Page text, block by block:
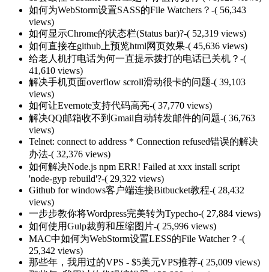
如何为WebStorm设置SASS的File Watchers？ -( 56,343
views)
如何显示Chrome的状态栏(Status bar)?-( 52,319 views)
如何直接在github上预览html网页效果-( 45,636 views)
给老人机打电话为何一直提示拨打的电话已关机？ -(
41,610 views)
解决手机页面overflow scroll滑动很卡的问题-( 39,103
views)
如何让Evernote支持代码高亮-( 37,770 views)
解决QQ邮箱收不到Gmail自动转发邮件的问题-( 36,763
views)
Telnet: connect to address * Connection refused错误的解决
办法-( 32,376 views)
如何解决Node.js npm ERR! Failed at xxx install script
'node-gyp rebuild'?-( 29,322 views)
Github for windows客户端连接Bitbucket教程-( 28,432
views)
一步步教你将Wordpress完美转为Typecho-( 27,884 views)
如何使用Gulp裁剪和压缩图片-( 25,996 views)
MAC中如何为WebStorm设置LESS的File Watcher？ -(
25,342 views)
那些年，我用过的VPS - $5美元VPS推荐-( 25,009 views)